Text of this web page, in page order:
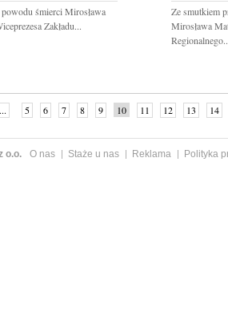
śmierci Mirosława
Zakładu...
Ze smutkiem
Mirosława
... 5 6 7 8 9 10 11 12 13 14
o.o. O nas Staże u nas Reklama
Polityka